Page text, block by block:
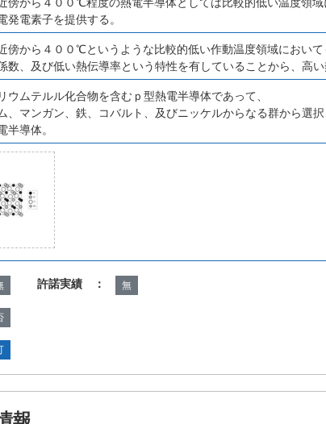
発電素子を提供する。
傍から４００℃というような比較的低い作動温度領域におい
数、及び低い熱伝導率という特性を有していることから、高い
ウムテルル化合物を含むｐ型熱電半導体であって、
、マンガン、鉄、コバルト、及びニッケルからなる群から選
半導体。
許諾実績 ： 無